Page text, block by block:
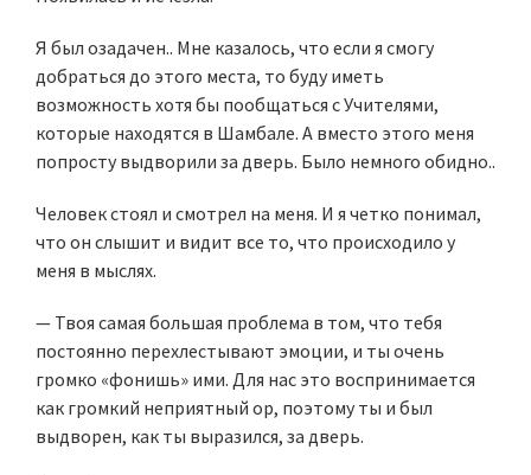
Я был озадачен.. Мне казалось, что если я смогу
добраться до этого места, то буду иметь
возможность хотя бы пообщаться с Учителями,
которые находятся в Шамбале. А вместо этого меня
попросту выдворили за дверь. Было немного обидно..
Человек стоял и смотрел на меня. И я четко понимал,
что он слышит и видит все то, что происходило у
меня в мыслях.
— Твоя самая большая проблема в том, что тебя
постоянно перехлестывают эмоции, и ты очень
громко «фонишь» ими. Для нас это воспринимается
как громкий неприятный ор, поэтому ты и был
выдворен, как ты выразился, за дверь.